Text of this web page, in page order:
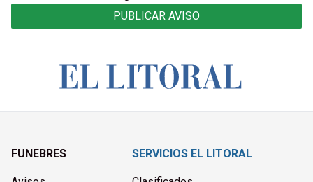
PUBLICAR AVISO
FUNEBRES SERVICIOS EL LITORAL